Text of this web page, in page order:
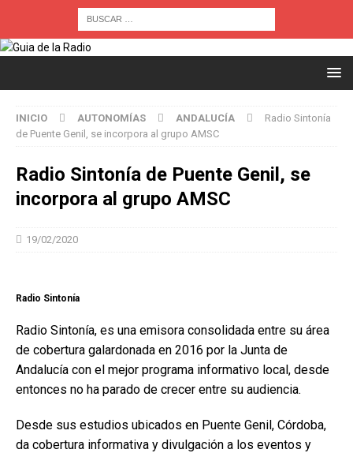
INICIO AUTONOMÍAS ANDALUCÍA
Radio Sintonía
de Puente Genil, se incorpora al grupo AMSC
Radio Sintonía de Puente Genil, se
incorpora al grupo AMSC
19/02/2020
Radio Sintonía
Radio Sintonía, es una emisora consolidada entre su área
de cobertura galardonada en 2016 por la Junta de
Andalucía con el mejor programa informativo local, desde
entonces no ha parado de crecer entre su audiencia.
Desde sus estudios ubicados en Puente Genil, Córdoba,
da cobertura informativa y divulgación a los eventos y